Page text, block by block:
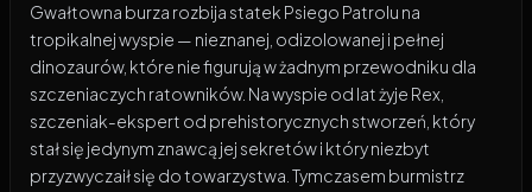
Gwałtowna burza rozbija statek Psiego Patrolu na
tropikalnej wyspie — nieznanej, odizolowanej i pełnej
dinozaurów, które nie figurują w żadnym przewodniku dla
szczeniaczych ratowników. Na wyspie od lat żyje Rex,
szczeniak-ekspert od prehistorycznych stworzeń, który
stał się jedynym znawcą jej sekretów i który niezbyt
przyzwyczaił się do towarzystwa. Tymczasem burmistrz